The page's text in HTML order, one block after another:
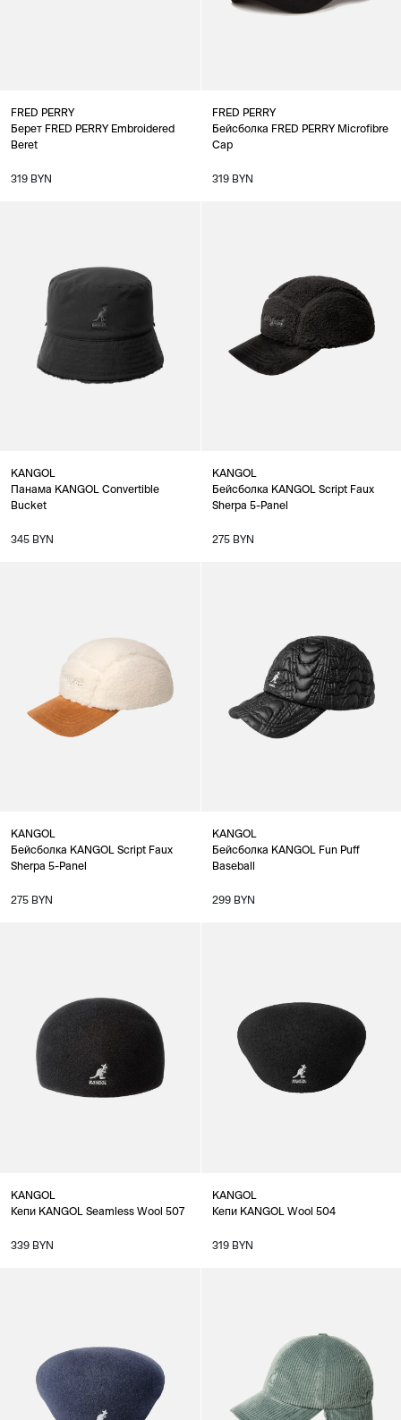
FRED PERRY
Берет FRED PERRY Embroidered
Beret
319 BYN
FRED PERRY
Бейсболка FRED PERRY Microfibre
Cap
319 BYN
KANGOL
Панама KANGOL Convertible
Bucket
345 BYN
KANGOL
Бейсболка KANGOL Script Faux
Sherpa 5-Panel
275 BYN
KANGOL
Бейсболка KANGOL Script Faux
Sherpa 5-Panel
275 BYN
KANGOL
Бейсболка KANGOL Fun Puff
Baseball
299 BYN
KANGOL
Кепи KANGOL Seamless Wool 507
339 BYN
KANGOL
Кепи KANGOL Wool 504
319 BYN